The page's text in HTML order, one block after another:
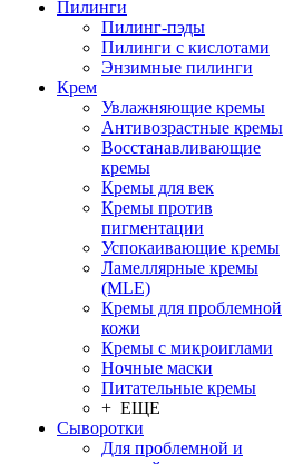
Пилинги
Пилинг-пэды
Пилинги с кислотами
Энзимные пилинги
Крем
Увлажняющие кремы
Антивозрастные кремы
Восстанавливающие
кремы
Кремы для век
Кремы против
пигментации
Успокаивающие кремы
Ламеллярные кремы
(MLE)
Кремы для проблемной
кожи
Кремы с микроиглами
Ночные маски
Питательные кремы
+ ЕЩЕ
Сыворотки
Для проблемной и